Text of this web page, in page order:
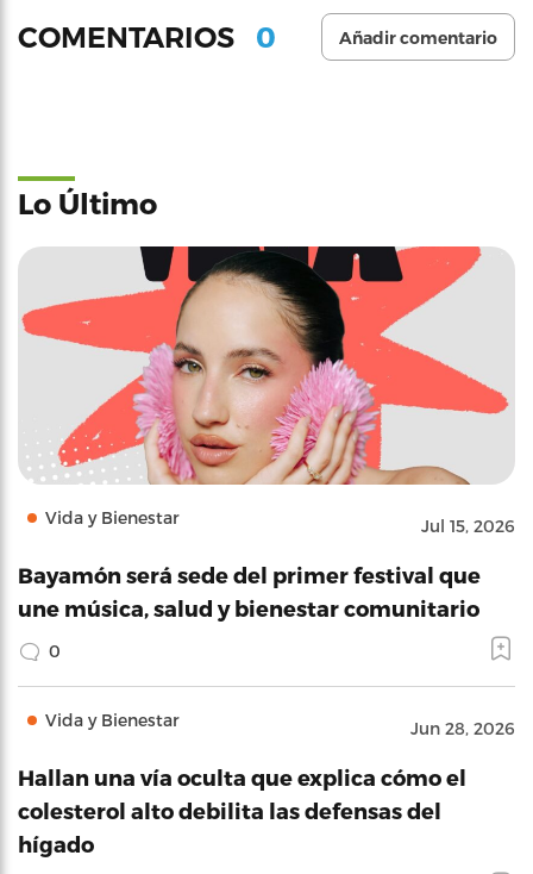
COMENTARIOS 0 Añadir comentario
Lo Último
Vida y Bienestar Jul 15, 2026
Bayamón será sede del primer festival que
une música, salud y bienestar comunitario
0
Vida y Bienestar Jun 28, 2026
Hallan una vía oculta que explica cómo el
colesterol alto debilita las defensas del
hígado